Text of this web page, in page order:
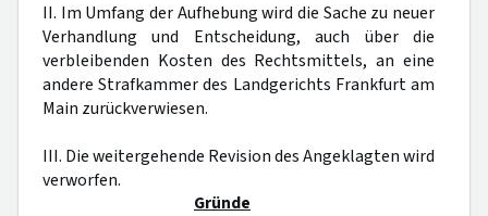
II. Im Umfang der Aufhebung wird die Sache zu neuer
Verhandlung und Entscheidung, auch über die
verbleibenden Kosten des Rechtsmittels, an eine
andere Strafkammer des Landgerichts Frankfurt am
Main zurückverwiesen.
III. Die weitergehende Revision des Angeklagten wird
verworfen.
Gründe